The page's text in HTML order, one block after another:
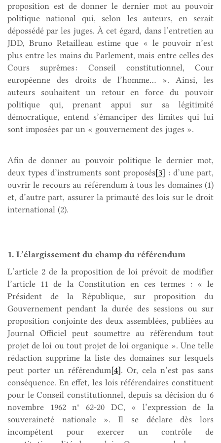
proposition est de donner le dernier mot au pouvoir
politique national qui, selon les auteurs, en serait
dépossédé par les juges. À cet égard, dans l’entretien au
JDD, Bruno Retailleau estime que « le pouvoir n’est
plus entre les mains du Parlement, mais entre celles des
Cours suprêmes : Conseil constitutionnel, Cour
européenne des droits de l’homme… ». Ainsi, les
auteurs souhaitent un retour en force du pouvoir
politique qui, prenant appui sur sa légitimité
démocratique, entend s’émanciper des limites qui lui
sont imposées par un « gouvernement des juges ».
Afin de donner au pouvoir politique le dernier mot,
deux types d’instruments sont proposés[3] : d’une part,
ouvrir le recours au référendum à tous les domaines (1)
et, d’autre part, assurer la primauté des lois sur le droit
international (2).
1. L’élargissement du champ du référendum
L’article 2 de la proposition de loi prévoit de modifier
l’article 11 de la Constitution en ces termes : « le
Président de la République, sur proposition du
Gouvernement pendant la durée des sessions ou sur
proposition conjointe des deux assemblées, publiées au
Journal Officiel peut soumettre au référendum tout
projet de loi ou tout projet de loi organique ». Une telle
rédaction supprime la liste des domaines sur lesquels
peut porter un référendum[4]. Or, cela n’est pas sans
conséquence. En effet, les lois référendaires constituent
pour le Conseil constitutionnel, depuis sa décision du 6
novembre 1962 n° 62-20 DC, « l’expression de la
souveraineté nationale ». Il se déclare dès lors
incompétent pour exercer un contrôle de